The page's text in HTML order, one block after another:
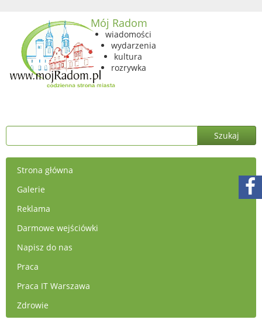
Mój Radom
wiadomości
wydarzenia
kultura
rozrywka
Strona główna
Galerie
Reklama
Darmowe wejściówki
Napisz do nas
Praca
Praca IT Warszawa
Zdrowie